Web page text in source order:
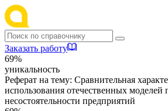
Заказать работу
69%
уникальность
Реферат на тему: Сравнительная
использования отечественных моделей
несостоятельности предприятий